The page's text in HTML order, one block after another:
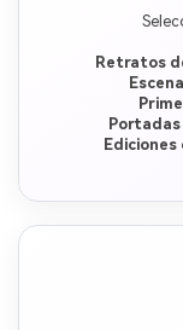
Retratos